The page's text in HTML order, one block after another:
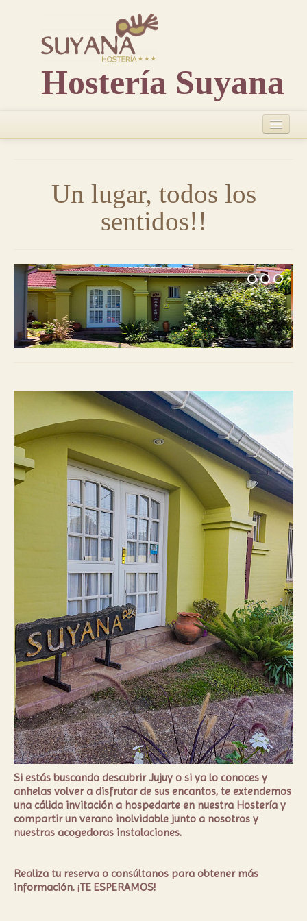
Hostería Suyana
Habitaciónes
Consultas o reservas
Ubicación
Un lugar, todos los
sentidos!!
Si estás buscando descubrir Jujuy o si ya lo conoces y
anhelas volver a disfrutar de sus encantos, te extendemos
una cálida invitación a hospedarte en nuestra Hostería y
compartir un verano inolvidable junto a nosotros y
nuestras acogedoras instalaciones.
Realiza tu reserva o consúltanos para obtener más
información. ¡TE ESPERAMOS!